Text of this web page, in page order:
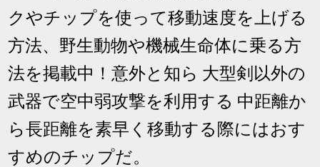
クやチップを使って移動速度を上げる
方法、野生動物や機械生命体に乗る方
法を掲載中！意外と知ら 大型剣以外の
武器で空中弱攻撃を利用する 中距離か
ら長距離を素早く移動する際にはおす
すめのチップだ。